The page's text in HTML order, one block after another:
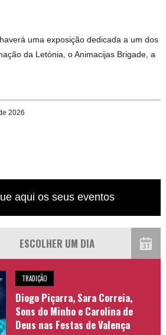
uma exposição dedicada a um dos
da Letónia, o Animacijas Brigade, a
2026
aqui os seus eventos
TRADIÇÃO
Diogo Piçarra, Sara Correia,
Sons do Minho e Carolina de
Deus nas Festas de Valença